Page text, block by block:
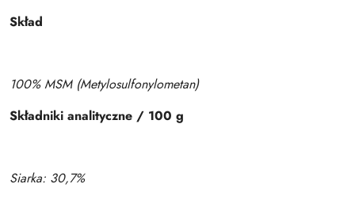
Skład
100% MSM (Metylosulfonylometan)
Składniki analityczne / 100 g
Siarka: 30,7%